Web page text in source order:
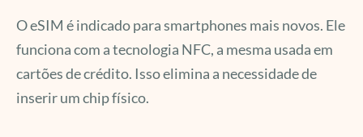
O eSIM é indicado para smartphones mais novos. Ele
funciona com a tecnologia NFC, a mesma usada em
cartões de crédito. Isso elimina a necessidade de
inserir um chip físico.